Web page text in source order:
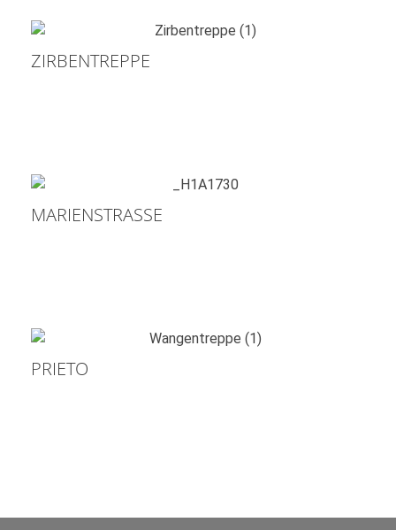
ZIRBENTREPPE
MARIENSTRASSE
PRIETO